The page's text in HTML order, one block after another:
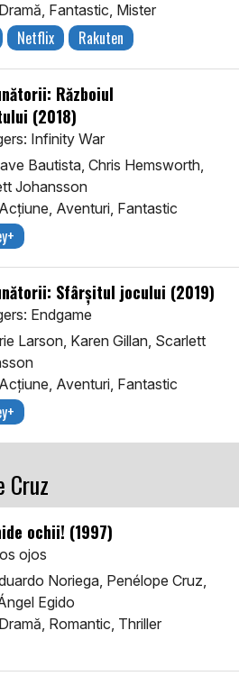
Dramă, Fantastic, Mister
Netflix Rakuten
Războiul
(2018)
Infinity War
Bautista, Chris Hemsworth,
Johansson
Acţiune, Aventuri, Fantastic
Sfârșitul jocului (2019)
Endgame
Larson, Karen Gillan, Scarlett
Acţiune, Aventuri, Fantastic
Cruz
ochii! (1997)
ojos
Noriega, Penélope Cruz,
Egido
Dramă, Romantic, Thriller